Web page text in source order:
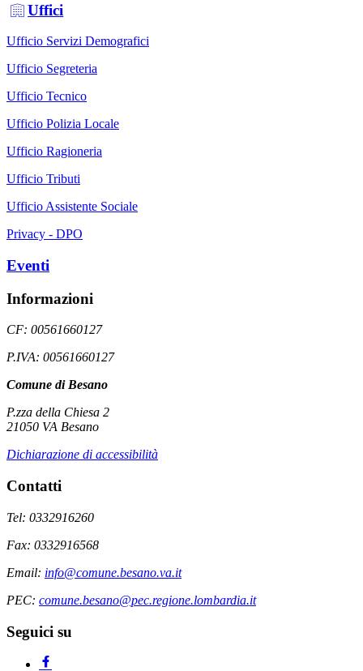
Uffici
Ufficio Servizi Demografici
Ufficio Segreteria
Ufficio Tecnico
Ufficio Polizia Locale
Ufficio Ragioneria
Ufficio Tributi
Ufficio Assistente Sociale
Privacy - DPO
Eventi
Informazioni
CF: 00561660127
P.IVA: 00561660127
Comune di Besano
P.zza della Chiesa 2
21050 VA Besano
Dichiarazione di accessibilità
Contatti
Tel: 0332916260
Fax: 0332916568
Email: info@comune.besano.va.it
PEC: comune.besano@pec.regione.lombardia.it
Seguici su